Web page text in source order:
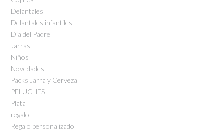
Delantales
Delantales infantiles
Día del Padre
Jarras
Niños
Novedades
Packs Jarra y Cerveza
PELUCHES
Plata
regalo
Regalo personalizado